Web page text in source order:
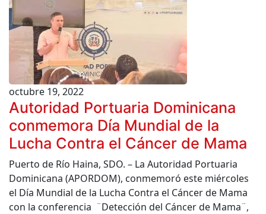
octubre 19, 2022
Autoridad Portuaria Dominicana
conmemora Día Mundial de la
Lucha Contra el Cáncer de Mama
Puerto de Río Haina, SDO. – La Autoridad Portuaria
Dominicana (APORDOM), conmemoró este miércoles
el Día Mundial de la Lucha Contra el Cáncer de Mama
con la conferencia ¨Detección del Cáncer de Mama¨,